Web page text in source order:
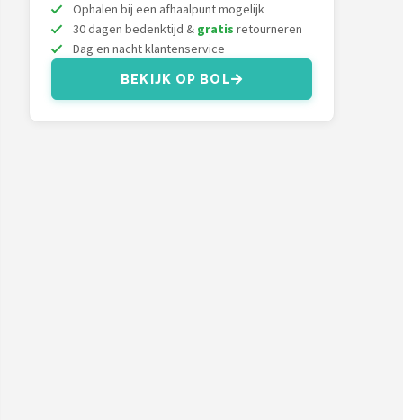
Ophalen bij een afhaalpunt mogelijk
30 dagen bedenktijd & gratis retourneren
Dag en nacht klantenservice
BEKIJK OP BOL